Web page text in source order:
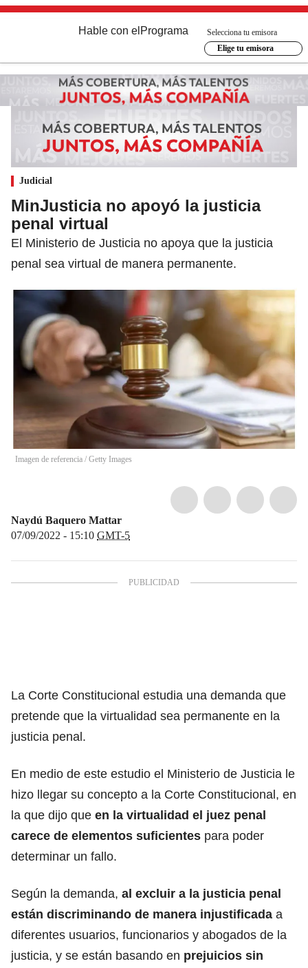
Hable con el Programa
Selecciona tu emisora
Elige tu emisora
Judicial
MinJusticia no apoyó la justicia
penal virtual
El Ministerio de Justicia no apoya que la justicia
penal sea virtual de manera permanente.
Imagen de referencia / Getty Images
Naydú Baquero Mattar
07/09/2022 - 15:10 GMT-5
La Corte Constitucional estudia una demanda que
pretende que la virtualidad sea permanente en la
justicia penal.
En medio de este estudio el Ministerio de Justicia le
hizo llegar su concepto a la Corte Constitucional, en
la que dijo que en la virtualidad el juez penal
carece de elementos suficientes para poder
determinar un fallo.
Según la demanda, al excluir a la justicia penal
están discriminando de manera injustificada a
diferentes usuarios, funcionarios y abogados de la
justicia, y se están basando en prejuicios sin